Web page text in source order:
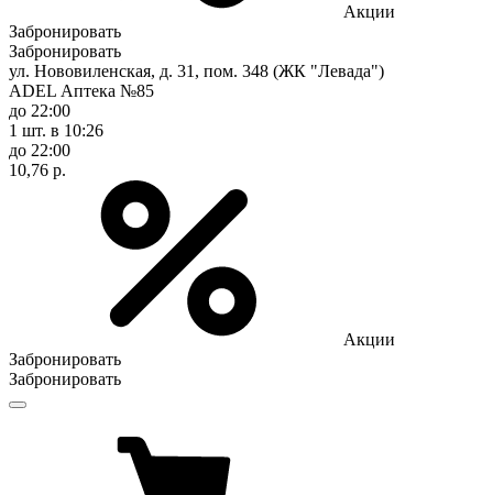
Акции
Забронировать
Забронировать
ул. Нововиленская, д. 31, пом. 348 (ЖК "Левада")
ADEL Аптека №85
до 22:00
1 шт. в 10:26
до 22:00
10,76 р.
Акции
Забронировать
Забронировать